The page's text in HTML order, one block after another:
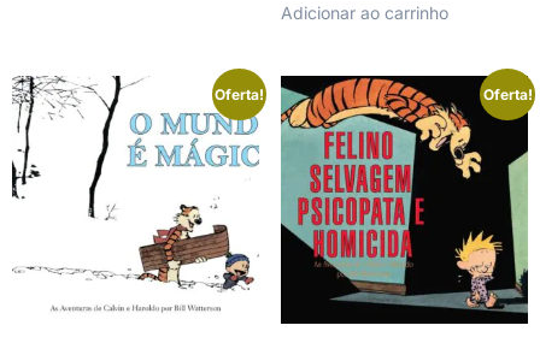
Adicionar ao carrinho
Oferta! Oferta!